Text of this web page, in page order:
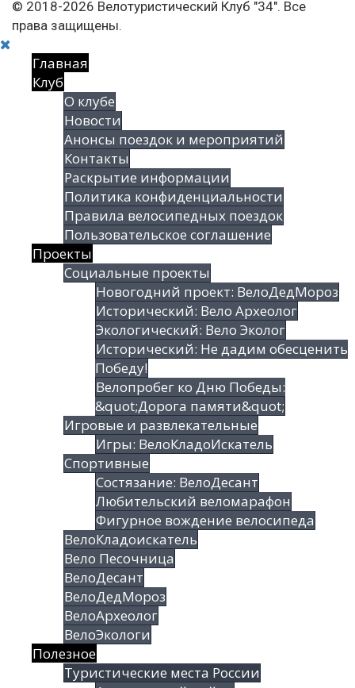
© 2018-2026 Велотуристический Клуб "34". Все
права защищены.
Главная
Клуб
О клубе
Новости
Анонсы поездок и мероприятий
Контакты
Раскрытие информации
Политика конфиденциальности
Правила велосипедных поездок
Пользовательское соглашение
Проекты
Социальные проекты
Новогодний проект: ВелоДедМороз
Исторический: Вело Археолог
Экологический: Вело Эколог
Исторический: Не дадим обесценить
Победу!
Велопробег ко Дню Победы:
&quot;Дорога памяти&quot;
Игровые и развлекательные
Игры: ВелоКладоИскатель
Спортивные
Состязание: ВелоДесант
Любительский веломарафон
Фигурное вождение велосипеда
ВелоКладоискатель
Вело Песочница
ВелоДесант
ВелоДедМороз
ВелоАрхеолог
ВелоЭкологи
Полезное
Туристические места России